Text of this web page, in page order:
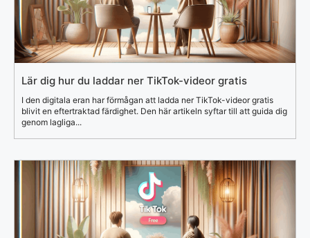
Lär dig hur du laddar ner TikTok-videor gratis
I den digitala eran har förmågan att ladda ner TikTok-videor gratis
blivit en eftertraktad färdighet. Den här artikeln syftar till att guida dig
genom lagliga...